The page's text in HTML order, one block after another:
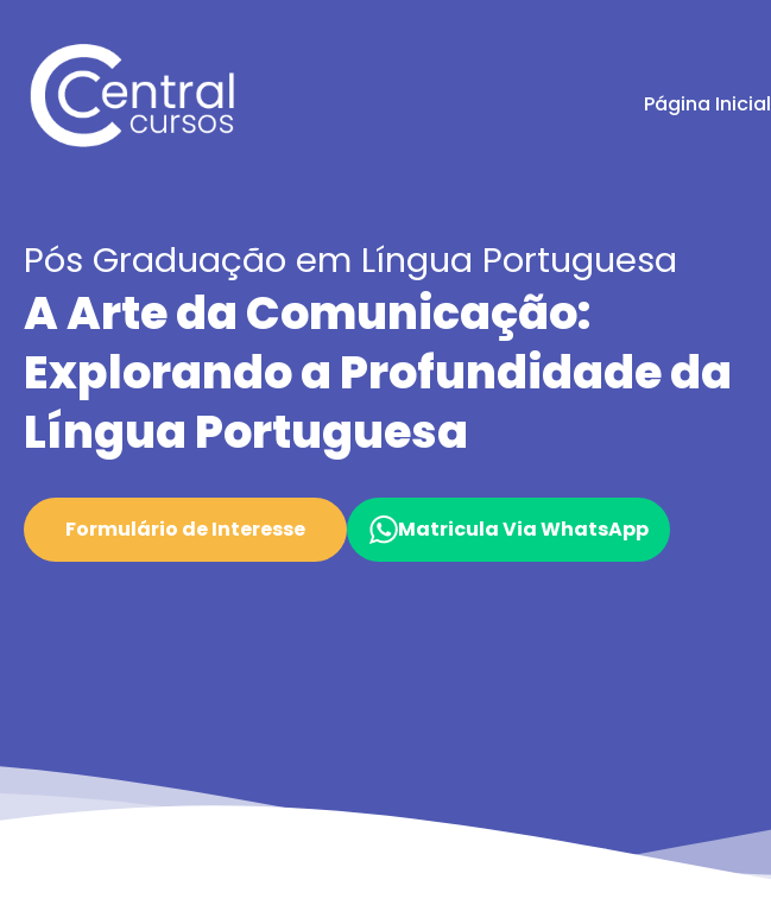
Página Inicial
Pós Graduação em Língua Portuguesa
A Arte da Comunicação:
Explorando a Profundidade da
Língua Portuguesa
Formulário de Interesse Matricula Via WhatsApp